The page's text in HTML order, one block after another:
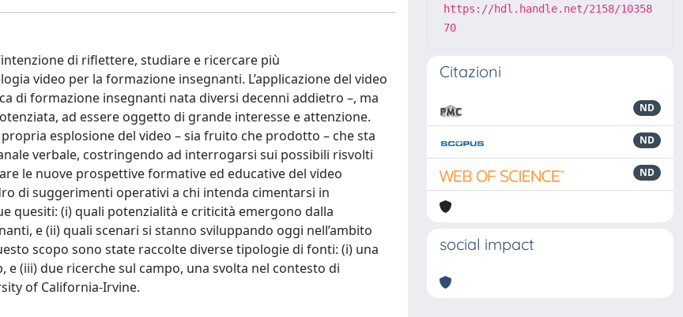
di riflettere, studiare e ricercare più
video per la formazione insegnanti. L’applicazione del video
di formazione insegnanti nata diversi decenni addietro –, ma
ad essere oggetto di grande interesse e attenzione.
esplosione del video – sia fruito che prodotto – che sta
verbale, costringendo ad interrogarsi sui possibili risvolti
le nuove prospettive formative ed educative del video
di suggerimenti operativi a chi intenda cimentarsi in
quesiti: (i) quali potenzialità e criticità emergono dalla
e (ii) quali scenari si stanno sviluppando oggi nell’ambito
scopo sono state raccolte diverse tipologie di fonti: (i) una
(iii) due ricerche sul campo, una svolta nel contesto di
of California-Irvine.
https://hdl.handle.net/2158/10358
70
Citazioni
ND
ND
ND
social impact